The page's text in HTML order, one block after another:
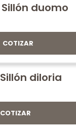
Sillón duomo
COTIZAR
Sillón diloria
COTIZAR